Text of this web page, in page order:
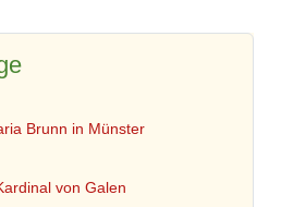
Brunn in Münster
von Galen